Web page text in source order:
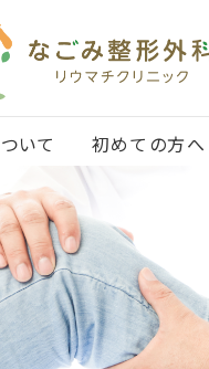
いて 初めての方へ